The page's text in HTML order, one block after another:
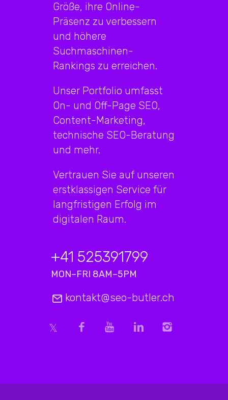
Größe, ihre Online-
Präsenz zu verbessern
und höhere
Suchmaschinen-
Rankings zu erreichen.
Unser Portfolio umfasst
On- und Off-Page SEO,
Content-Marketing,
technische SEO-Beratung
und mehr.
Vertrauen Sie auf unseren
erstklassigen Service für
langfristigen Erfolg im
digitalen Raum.
+41 525391799
MON–FRI 8AM–5PM
kontakt@seo-butler.ch